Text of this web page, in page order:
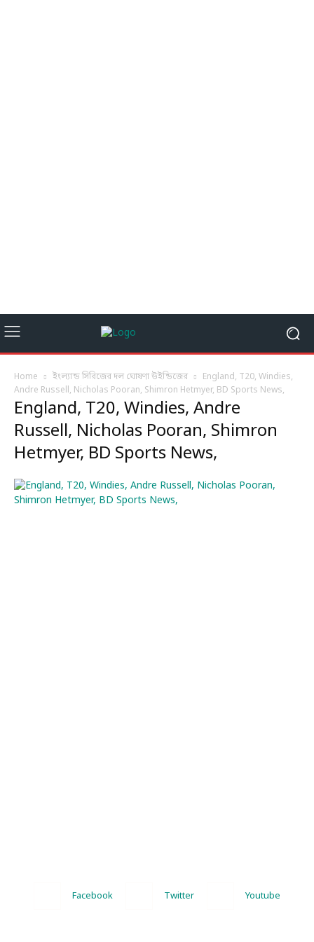
Home ইংল্যান্ড সিরিজের দল ঘোষণা উইন্ডিজের
England, T20, Windies,
Andre Russell, Nicholas Pooran, Shimron Hetmyer, BD Sports News,
England, T20, Windies, Andre
Russell, Nicholas Pooran, Shimron
Hetmyer, BD Sports News,
Facebook Twitter Youtube